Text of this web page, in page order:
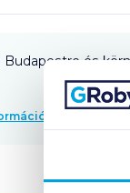
Budapestre és